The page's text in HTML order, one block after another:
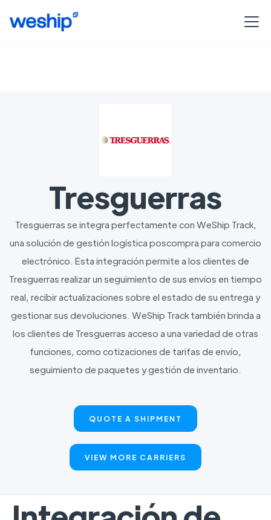
Tresguerras
Tresguerras se integra perfectamente con WeShip Track,
una solución de gestión logística poscompra para comercio
electrónico. Esta integración permite a los clientes de
Tresguerras realizar un seguimiento de sus envíos en tiempo
real, recibir actualizaciones sobre el estado de su entrega y
gestionar sus devoluciones. WeShip Track también brinda a
los clientes de Tresguerras acceso a una variedad de otras
funciones, como cotizaciones de tarifas de envío,
seguimiento de paquetes y gestión de inventario.
QUOTE A SHIPMENT
VIEW MORE CARRIERS